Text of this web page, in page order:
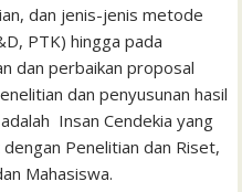
dan jenis-jenis metode
PTK) hingga pada
dan perbaikan proposal
dan penyusunan hasil
Insan Cendekia yang
Penelitian dan Riset,
Mahasiswa.